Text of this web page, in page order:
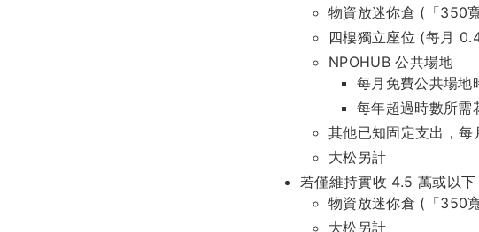
物資放迷你倉 (「350
四樓獨立座位 (每月
NPOHUB 公共場地
每月免費公共場地
每年超過時數所需
其他已知固定支出，
大松另計
若僅維持實收 4.5 萬或以下
物資放迷你倉 (「350
大松另計